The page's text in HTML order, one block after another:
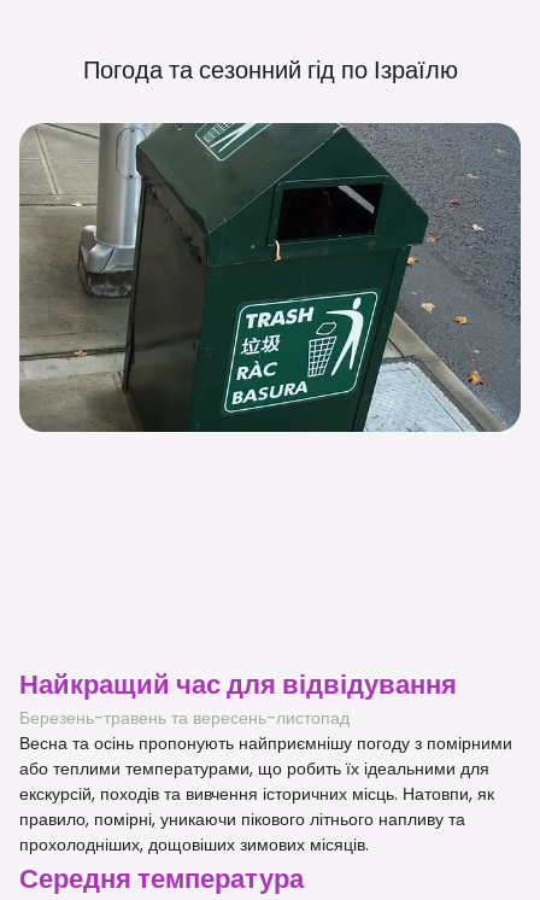
Погода та сезонний гід по Ізраїлю
Найкращий час для відвідування
Березень-травень та вересень-листопад
Весна та осінь пропонують найприємнішу погоду з помірними
або теплими температурами, що робить їх ідеальними для
екскурсій, походів та вивчення історичних місць. Натовпи, як
правило, помірні, уникаючи пікового літнього напливу та
прохолодніших, дощовіших зимових місяців.
Середня температура